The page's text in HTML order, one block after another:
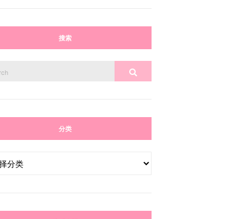
搜索
分类